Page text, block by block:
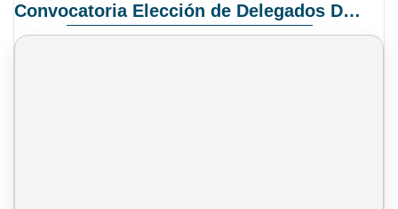
Convocatoria Elección de Delegados Docentes para el XIV Congreso Nacional de Universidades